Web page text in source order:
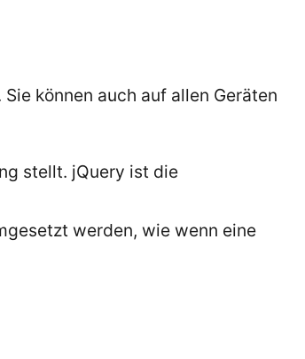
können auch auf allen Geräten
stellt. jQuery ist die
werden, wie wenn eine